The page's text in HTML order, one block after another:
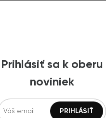
Prihlásiť sa k oberu
noviniek